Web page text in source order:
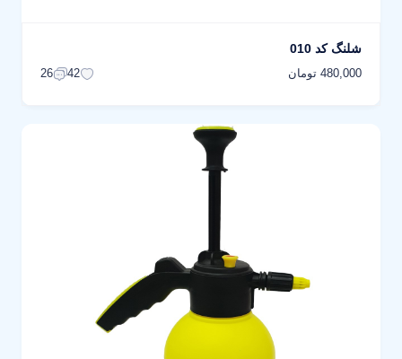
شلنگ کد 010
480,000 تومان 42
26